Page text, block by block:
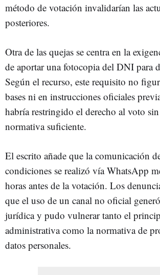
método de votación invalidarían las
posteriores.
Otra de las quejas se centra en la
de aportar una fotocopia del DNI para
Según el recurso, este requisito no
bases ni en instrucciones oficiales
habría restringido el derecho al voto
normativa suficiente.
El escrito añade que la comunicación
condiciones se realizó vía WhatsApp
horas antes de la votación. Los
que el uso de un canal no oficial
jurídica y pudo vulnerar tanto el
administrativa como la normativa de
datos personales.